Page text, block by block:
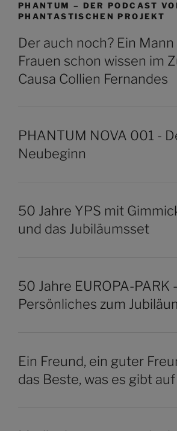
PHANTUM – DER PODCAST
PHANTASTISCHEN PROJEKT
Der auch noch? Ein
Frauen schon wissen im
Causa Collien Fernandes
PHANTUM NOVA 001 -
Neubeginn
50 Jahre YPS mit
und das Jubiläumsset
50 Jahre EUROPA-PARK -
Persönliches zum
Ein Freund, ein guter
das Beste, was es gibt